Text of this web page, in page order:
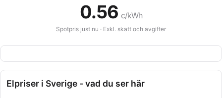
Jämför länder
Kraftverk
Datacenter
Elkalkylator
0.56 c/kWh
Spotpris just nu · Exkl. skatt och avgifter
Elpriser i Sverige - vad du ser här